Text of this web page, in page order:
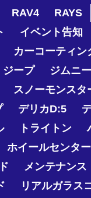
RAV4 RAYS
イベント告知
カーコーティン
ジープ ジムニー
スノーモンスタ
デリカD:5
トライトン
ホイールセンタ
メンテナンス
リアルガラス